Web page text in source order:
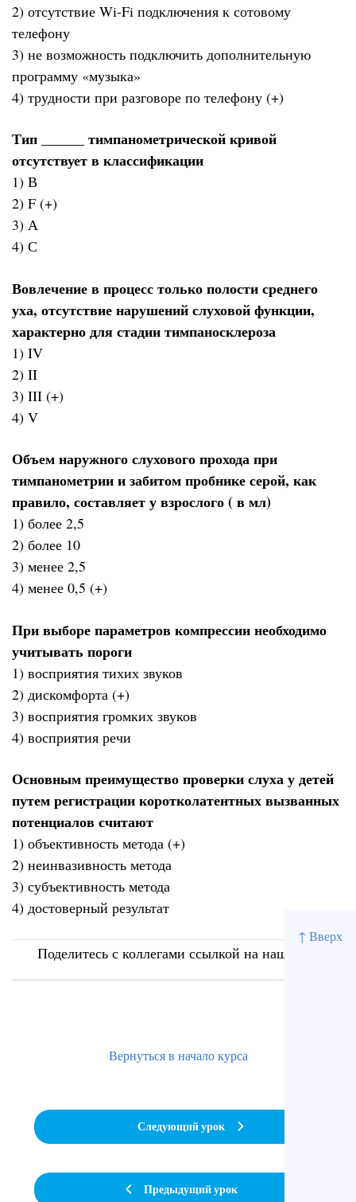
↑ Вверх
2) отсутствие Wi-Fi подключения к сотовому
телефону
3) не возможность подключить дополнительную
программу «музыка»
4) трудности при разговоре по телефону (+)
Тип ______ тимпанометрической кривой
отсутствует в классификации
1) В
2) F (+)
3) А
4) С
Вовлечение в процесс только полости среднего
уха, отсутствие нарушений слуховой функции,
характерно для стадии тимпаносклероза
1) IV
2) II
3) III (+)
4) V
Объем наружного слухового прохода при
тимпанометрии и забитом пробнике серой, как
правило, составляет у взрослого ( в мл)
1) более 2,5
2) более 10
3) менее 2,5
4) менее 0,5 (+)
При выборе параметров компрессии необходимо
учитывать пороги
1) восприятия тихих звуков
2) дискомфорта (+)
3) восприятия громких звуков
4) восприятия речи
Основным преимущество проверки слуха у детей
путем регистрации коротколатентных вызванных
потенциалов считают
1) объективность метода (+)
2) неинвазивность метода
3) субъективность метода
4) достоверный результат
Поделитесь с коллегами ссылкой на наш сайт
Предыдущий урок
Вернуться в начало курса
Следующий урок